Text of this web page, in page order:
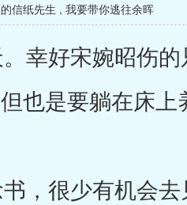
信纸先生 , 我要带你逃往余晖
幸好宋婉昭伤
也是要躺在床上
，很少有机会